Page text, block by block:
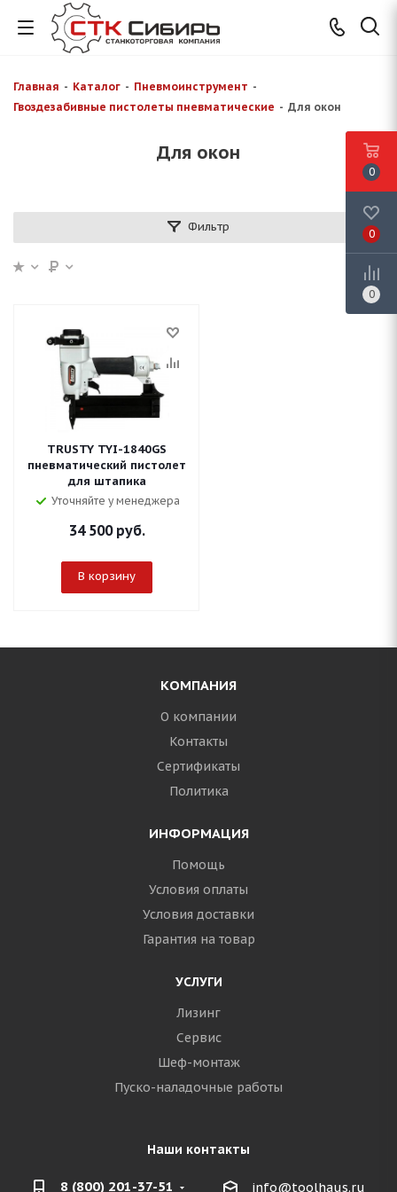
Главная - Каталог - Пневмоинструмент -
Гвоздезабивные пистолеты пневматические - Для окон
Для окон
Фильтр
TRUSTY TYI-1840GS
пневматический пистолет
для штапика
Уточняйте у менеджера
34 500руб.
В корзину
КОМПАНИЯ
О компании
Контакты
Сертификаты
Политика
ИНФОРМАЦИЯ
Помощь
Условия оплаты
Условия доставки
Гарантия на товар
УСЛУГИ
Лизинг
Сервис
Шеф-монтаж
Пуско-наладочные работы
Наши контакты
8 (800) 201-37-51 info@toolhaus.ru
0
0
0